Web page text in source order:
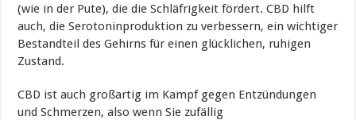
(wie in der Pute), die die Schläfrigkeit fördert. CBD hilft
auch, die Serotoninproduktion zu verbessern, ein wichtiger
Bestandteil des Gehirns für einen glücklichen, ruhigen
Zustand.
CBD ist auch großartig im Kampf gegen Entzündungen
und Schmerzen, also wenn Sie zufällig